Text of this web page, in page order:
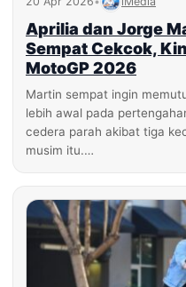
Aprilia dan Jorge
Sempat Cekcok,
MotoGP 2026
Martin sempat ingin
lebih awal pada
cedera parah akibat tiga
musim itu.…